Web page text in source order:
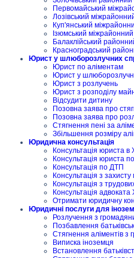
Первомайський
Лозівський
Куп'янський
Ізюмський міжрайонний
Балаклійський
Красноградський
Юрист у шлюборозлучних
Юрист по аліментам
Юрист у
Юрист з розлучень
Юрист з розподілу
Відсудити дитину
Позовна заява про
Позовна заява про
Стягнення пені за
Збільшення розміру
Юридична консультація
Консультація юриста в
Консультація юриста
Консультація по ДТП
Консультація з
Консультація з
Консультація адвоката
Отримати юридичну
Юридичні послуги для
Розлучення з
Позбавлення
Стягнення аліментів з
Виписка іноземця
Встановлення